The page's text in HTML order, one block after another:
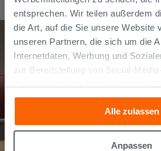
entsprechen. Wir teilen außerdem
die Art, auf die Sie unsere Website
unseren Partnern, die sich um die
Internetdaten, Werbung und
zur Bereitstellung von Social-
anderen Informationen, die Sie
die sie aufgrund Ihrer Verwendung
gesammelt haben, kombinieren.
möchten oder Ihre Zustimmung zu
Alle zulassen
Anpassen
47,98€ /m2